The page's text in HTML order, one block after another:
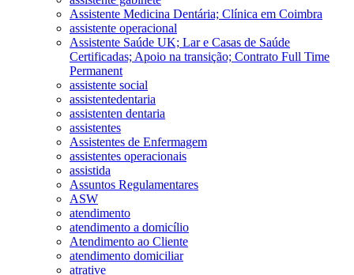
Assistente Medicina Dentária; Clínica em Coimbra
assistente operacional
Assistente Saúde UK; Lar e Casas de Saúde
Certificadas; Apoio na transição; Contrato Full Time
Permanent
assistente social
assistentedentaria
assistenten dentaria
assistentes
Assistentes de Enfermagem
assistentes operacionais
assistida
Assuntos Regulamentares
ASW
atendimento
atendimento a domicílio
Atendimento ao Cliente
atendimento domiciliar
atrative